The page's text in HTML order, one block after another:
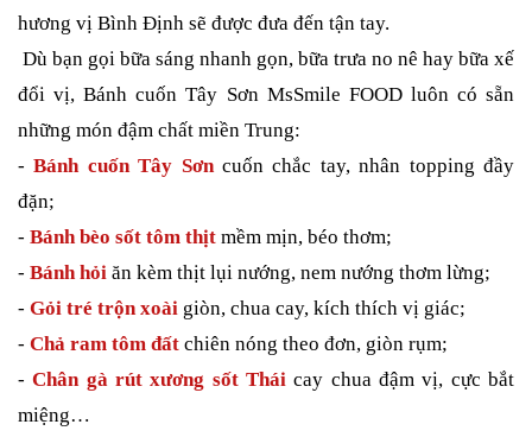
hương vị Bình Định sẽ được đưa đến tận tay.
Dù bạn gọi bữa sáng nhanh gọn, bữa trưa no nê hay bữa xế
đổi vị, Bánh cuốn Tây Sơn MsSmile FOOD luôn có sẵn
những món đậm chất miền Trung:
- Bánh cuốn Tây Sơncuốn chắc tay, nhân topping đầy
đặn;
- Bánh bèo sốt tôm thịt mềm mịn, béo thơm;
- Bánh hỏi ăn kèm thịt lụi nướng, nem nướng thơm lừng;
- Gỏi tré trộn xoài giòn, chua cay, kích thích vị giác;
- Chả ram tôm đất chiên nóng theo đơn, giòn rụm;
- Chân gà rút xương sốt Thái cay chua đậm vị, cực bắt
miệng…